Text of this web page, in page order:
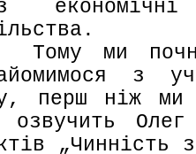
ми
з
перш ніж ми
озвучить